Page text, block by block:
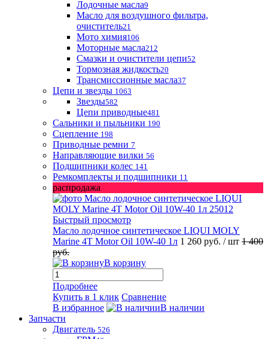
Лодочные масла9
Масло для воздушного фильтра,
очиститель21
Мото химия106
Моторные масла212
Смазки и очистители цепи52
Тормозная жидкость20
Трансмиссионные масла37
Цепи и звезды 1063
Звезды582
Цепи приводные481
Сальники и пыльники 190
Сцепление 198
Приводные ремни 7
Направляющие вилки 56
Подшипники колес 141
Ремкомплекты и подшипники 11
распродажа
Быстрый просмотр
Масло лодочное синтетическое LIQUI MOLY
Marine 4T Motor Oil 10W-40 1л 1 260 руб. / шт 1 400
руб.
В корзину
Подробнее
Купить в 1 клик Сравнение
В избранное
В наличии
Запчасти
Двигатель 526